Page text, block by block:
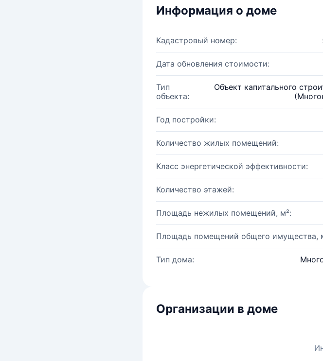
Информация о доме
Кадастровый номер:
Дата обновления стоимости:
Тип
объекта:
Объект капитального
Год постройки:
Количество жилых помещений:
Класс энергетической эффективности:
Количество этажей:
Площадь нежилых помещений, м²:
Площадь помещений общего имущества,
Тип дома:
Организации в доме